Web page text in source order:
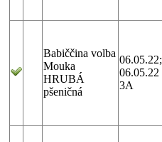
Babiččina volba
Mouka
HRUBÁ
pšeničná
06.05.22;
06.05.22
3A